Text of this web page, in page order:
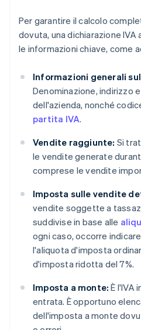
Per garantire il calcolo
dovuta, una dichiarazione
le informazioni chiave, come
Informazioni generali
Denominazione, indirizzo
dell'azienda, nonché
partita IVA.
Vendite raggiunte: Si
le vendite generate
comprese le vendite
Imposta sulle vendite
vendite soggette a
suddivise in base alle
ogni caso, occorre
l'aliquota d'imposta
d'imposta ridotta del 7%.
Imposta a monte: È l'IVA
entrata. È opportuno
dell'imposta a monte